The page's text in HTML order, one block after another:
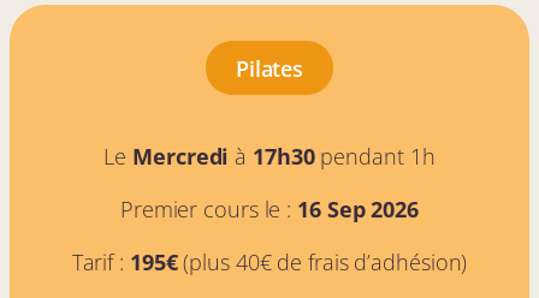
Pilates
Le Mercredi à 17h30pendant 1h
Premier cours le : 16 Sep 2026
Tarif : 195€(plus 40€ de frais d’adhésion)